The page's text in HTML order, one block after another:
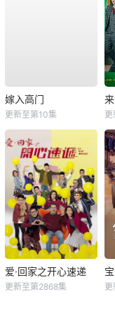
嫁入高门
更新至第10集
爱·回家之开心速递
更新至第2868集